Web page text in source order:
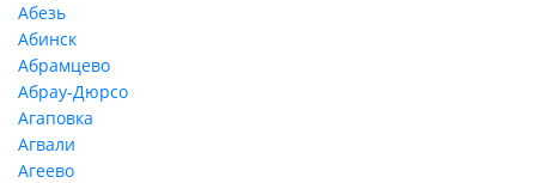
Абезь
Абинск
Абрамцево
Абрау-Дюрсо
Агаповка
Агвали
Агеево